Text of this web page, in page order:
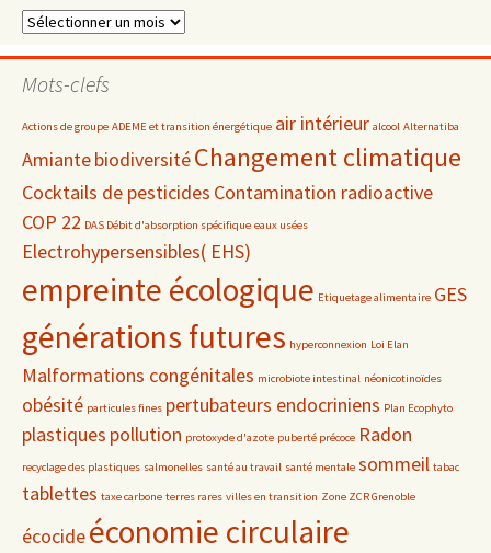
Dossiers
date
Mots-clefs
Actions de groupe ADEME et transition énergétique air intérieur alcool Alternatiba
AmiantebiodiversitéChangement climatique
Cocktails de pesticides Contamination radioactive
COP 22 DAS Débit d'absorption spécifique eaux usées
Electrohypersensibles( EHS)
empreinte écologique Etiquetage alimentaire GES
générations futures hyperconnexion Loi Elan
Malformations congénitales microbiote intestinal néonicotinoïdes
obésité particules fines pertubateurs endocriniens Plan Ecophyto
plastiques pollution protoxyde d'azote puberté précoce Radon
recyclage des plastiques salmonelles santé au travail santé mentale sommeil tabac
tablettes taxe carbone terres rares villes en transition Zone ZCR Grenoble
écocideéconomie circulaire